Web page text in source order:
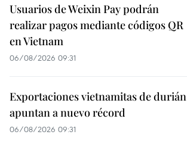
Usuarios de Weixin Pay podrán
realizar pagos mediante códigos QR
en Vietnam
06/08/2026 09:31
Exportaciones vietnamitas de durián
apuntan a nuevo récord
06/08/2026 09:31